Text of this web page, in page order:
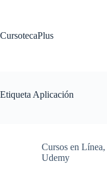
CursotecaPlus
Etiqueta Aplicación
Cursos en Línea,
Udemy